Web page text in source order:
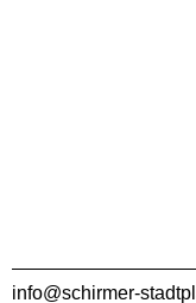
info@schirmer-